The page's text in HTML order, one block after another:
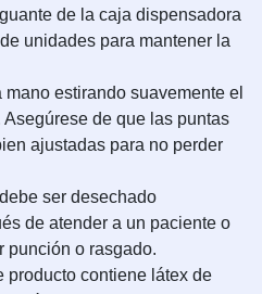
de la caja dispensadora
unidades para mantener la
mano estirando suavemente el
de que las puntas
ajustadas para no perder
ser desechado
de atender a un paciente o
punción o rasgado.
producto contiene látex de